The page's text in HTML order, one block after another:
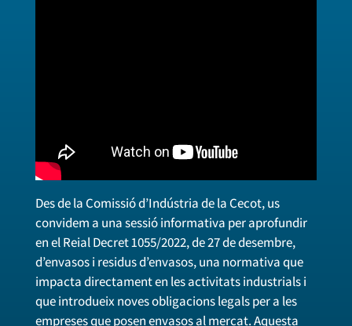
Des de la Comissió d’Indústria de la Cecot, us
convidem a una sessió informativa per aprofundir
en el Reial Decret 1055/2022, de 27 de desembre,
d’envasos i residus d’envasos, una normativa que
impacta directament en les activitats industrials i
que introdueix noves obligacions legals per a les
empreses que posen envasos al mercat. Aquesta